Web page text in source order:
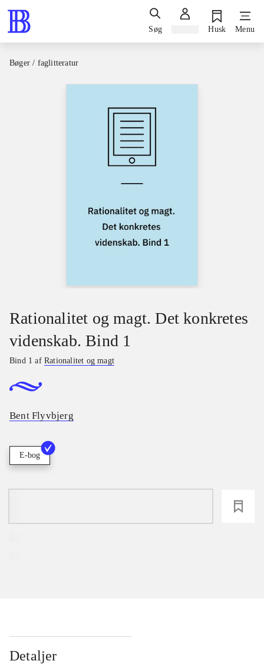
Søg Husk Menu
Bøger / faglitteratur
Rationalitet og magt. Det konkretes
videnskab. Bind 1
Bind 1 afRationalitet og magt
Bent Flyvbjerg
E-bog
Detaljer